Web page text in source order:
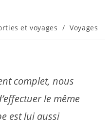
et voyages / Voyages
complet, nous
le même
est lui aussi